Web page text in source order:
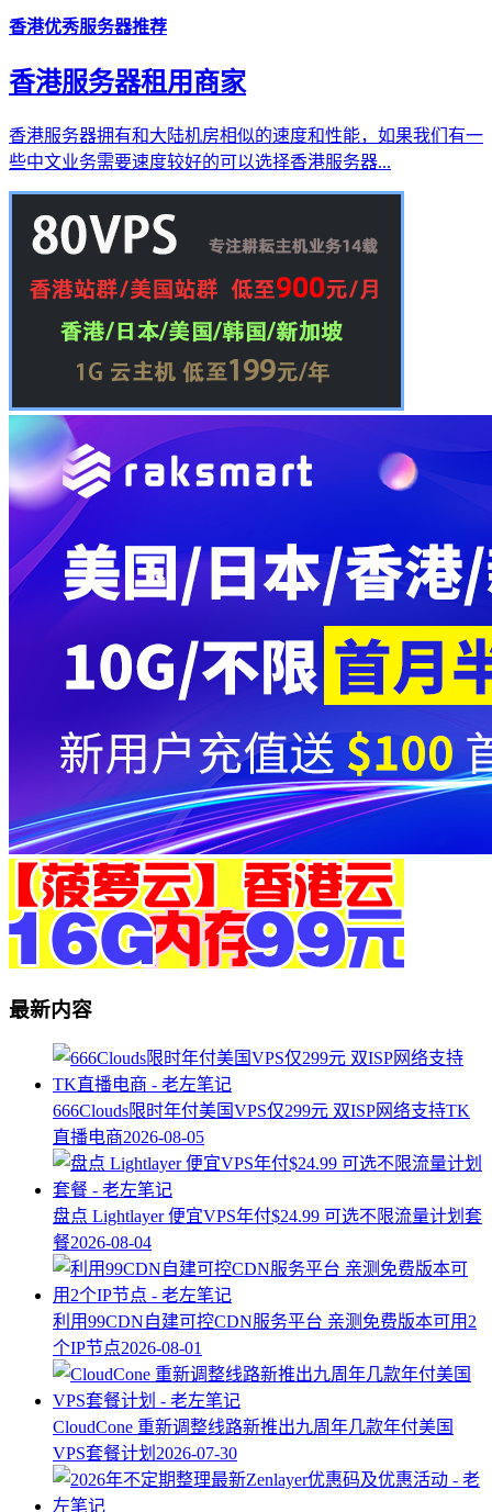
香港优秀服务器推荐
香港服务器租用商家
香港服务器拥有和大陆机房相似的速度和性能，如果我们有一
些中文业务需要速度较好的可以选择香港服务器...
最新内容
666Clouds限时年付美国VPS仅299元 双ISP网络支持TK
直播电商2026-08-05
盘点 Lightlayer 便宜VPS年付$24.99 可选不限流量计划套
餐2026-08-04
利用99CDN自建可控CDN服务平台 亲测免费版本可用2
个IP节点2026-08-01
CloudCone 重新调整线路新推出九周年几款年付美国
VPS套餐计划 2026-07-30